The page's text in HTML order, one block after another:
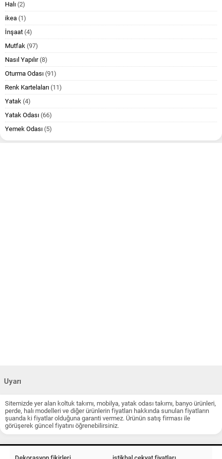
Halı (2)
ikea (1)
İnşaat (4)
Mutfak (97)
Nasıl Yapılır(8)
Oturma Odası (91)
Renk Kartelaları (11)
Yatak (4)
Yatak Odası (66)
Yemek Odası (5)
Uyarı
Sitemizde yer alan koltuk takımı, mobilya, yatak odası takımı, banyo ürünleri,
perde, halı modelleri ve diğer ürünlerin fiyatları hakkında sunulan fiyatların
şuanda ki fiyatlar olduğuna garanti vermez. Ürünün satış firması ile
görüşerek güncel fiyatını öğrenebilirsiniz.